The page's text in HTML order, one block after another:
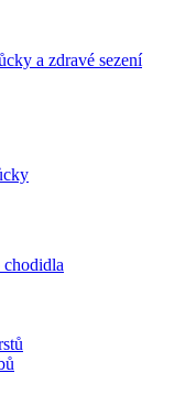
a zdravé sezení
chodidla